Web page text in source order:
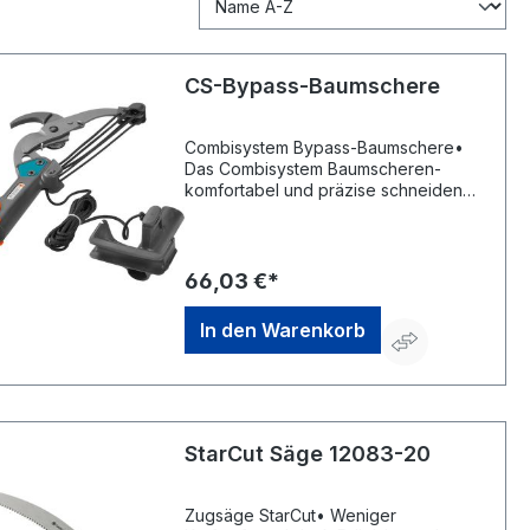
CS-Bypass-Baumschere
Combisystem Bypass-Baumschere•
Das Combisystem Baumscheren-
komfortabel und präzise schneiden
ungewolltes Abwickeln) •
Kraftersparniss: durch integrierte
doppelte Hebelübersetzung,die
fünfache Rollenübersetzung und
Asteinhängung • Schneidsystem
Bypass: antihaftbeschichtete Messer
garantieren einen sauberen und
exakten Schnitt sowie eine leichte
Reinigung • Einsatz: für frisches Holz,
frischen Ästen in hohen
66,03 €*
In den Warenkorb
StarCut Säge 12083-20
Zugsäge StarCut• Weniger